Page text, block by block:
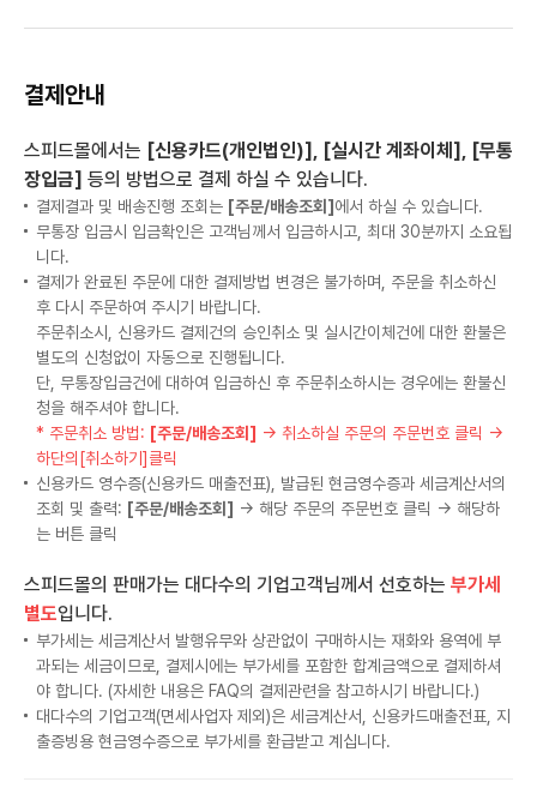
결제안내
스피드몰에서는 [신용카드(개인법인)], [실시간 계좌이체], [무통
장입금] 등의 방법으로 결제 하실 수 있습니다.
결제결과 및 배송진행 조회는 [주문/배송조회] 에서 하실 수 있습니다.
무통장 입금시 입금확인은 고객님께서 입금하시고, 최대 30분까지 소요됩
니다.
결제가 완료된 주문에 대한 결제방법 변경은 불가하며, 주문을 취소하신
후 다시 주문하여 주시기 바랍니다.
주문취소시, 신용카드 결제건의 승인취소 및 실시간이체건에 대한 환불은
별도의 신청없이 자동으로 진행됩니다.
단, 무통장입금건에 대하여 입금하신 후 주문취소하시는 경우에는 환불신
청을 해주셔야 합니다.
* 주문취소 방법: [주문/배송조회] → 취소하실 주문의 주문번호 클릭 →
하단의[취소하기]클릭
신용카드 영수증(신용카드 매출전표), 발급된 현금영수증과 세금계산서의
조회 및 출력: [주문/배송조회] → 해당 주문의 주문번호 클릭 → 해당하
는 버튼 클릭
스피드몰의 판매가는 대다수의 기업고객님께서 선호하는 부가세
별도입니다.
부가세는 세금계산서 발행유무와 상관없이 구매하시는 재화와 용역에 부
과되는 세금이므로, 결제시에는 부가세를 포함한 합계금액으로 결제하셔
야 합니다. (자세한 내용은 FAQ의 결제관련을 참고하시기 바랍니다.)
대다수의 기업고객(면세사업자 제외)은 세금계산서, 신용카드매출전표, 지
출증빙용 현금영수증으로 부가세를 환급받고 계십니다.